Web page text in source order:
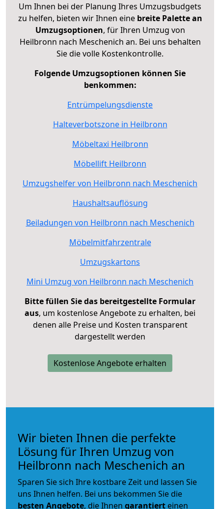
Um Ihnen bei der Planung Ihres Umzugsbudgets
zu helfen, bieten wir Ihnen eine breite Palette an
Umzugsoptionen, für Ihren Umzug von
Heilbronn nach Meschenich an. Bei uns behalten
Sie die volle Kostenkontrolle.
Folgende Umzugsoptionen können Sie
benkommen:
Entrümpelungsdienste
Halteverbotszone in Heilbronn
Möbeltaxi Heilbronn
Möbellift Heilbronn
Umzugshelfer von Heilbronn nach Meschenich
Haushaltsauflösung
Beiladungen von Heilbronn nach Meschenich
Möbelmitfahrzentrale
Umzugskartons
Mini Umzug von Heilbronn nach Meschenich
Bitte füllen Sie das bereitgestellte Formular
aus, um kostenlose Angebote zu erhalten, bei
denen alle Preise und Kosten transparent
dargestellt werden
Kostenlose Angebote erhalten
Wir bieten Ihnen die perfekte
Lösung für Ihren Umzug von
Heilbronn nach Meschenich an
Sparen Sie sich Ihre kostbare Zeit und lassen Sie
uns Ihnen helfen. Bei uns bekommen Sie die
besten Angebote, die Ihnen garantiert einen